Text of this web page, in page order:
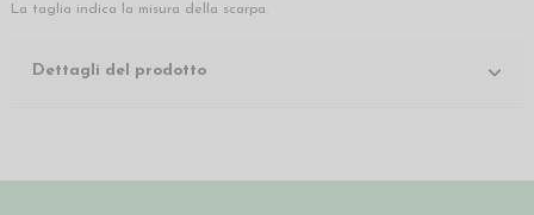
La taglia indica la misura della scarpa.
Dettagli del prodotto